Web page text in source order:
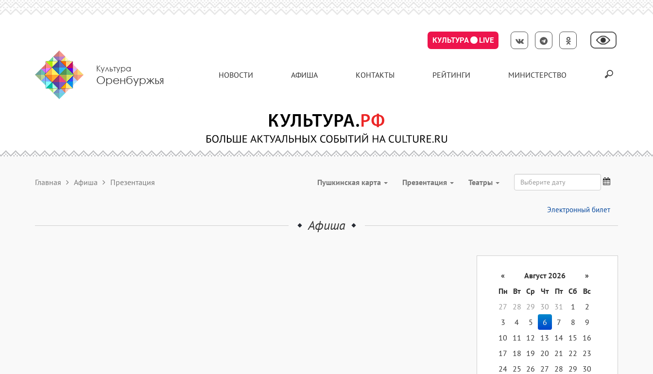
КУЛЬТУРА LIVE
Культура
Оренбуржья НОВОСТИ АФИША КОНТАКТЫ РЕЙТИНГИ МИНИСТЕРСТВО
Главная Афиша Презентация Пушкинская карта Презентация Театры
Электронный билет
Афиша
« Август 2026
»
Пн
Вт Ср Чт Пт Сб
Вс
27
28 29 30 31 1
2
3
4 5 6 7 8
9
10
11 12 13 14 15
16
17
18 19 20 21 22
23
24 25 26 27 28 29
30